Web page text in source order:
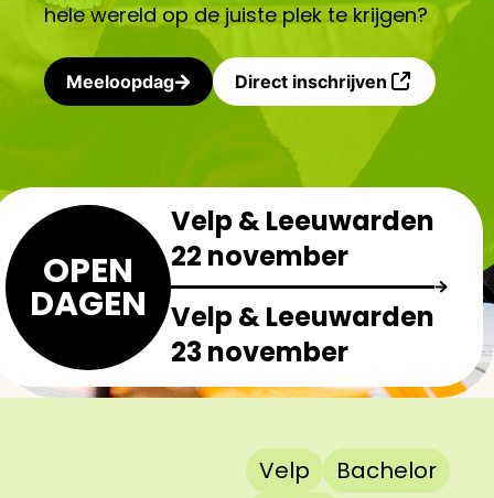
hele wereld op de juiste plek te krijgen?
Meeloopdag Direct inschrijven
OPEN
DAGEN
Velp & Leeuwarden
22 november
Velp & Leeuwarden
23 november
Velp
Bachelor